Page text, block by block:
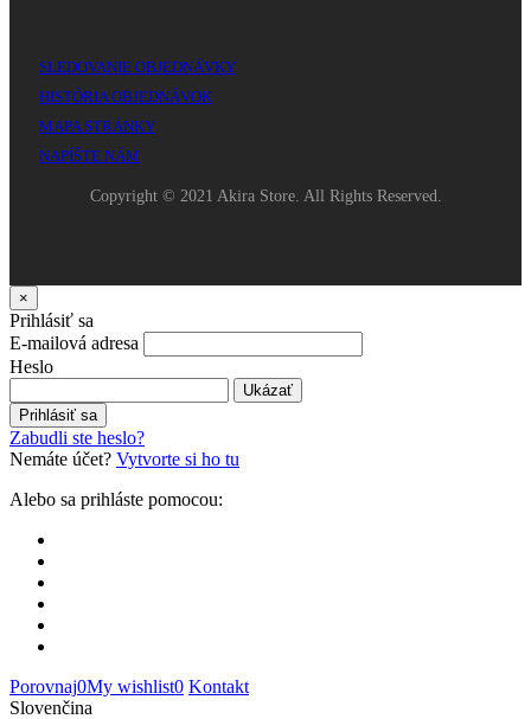
SLEDOVANIE OBJEDNÁVKY
HISTÓRIA OBJEDNÁVOK
MAPA STRÁNKY
NAPÍŠTE NÁM
Copyright © 2021 Akira Store. All Rights Reserved.
×
Prihlásiť sa
E-mailová adresa
Heslo
Ukázať
Prihlásiť sa
Zabudli ste heslo?
Nemáte účet? Vytvorte si ho tu
Alebo sa prihláste pomocou:
Porovnaj0My wishlist0 Kontakt
Slovenčina